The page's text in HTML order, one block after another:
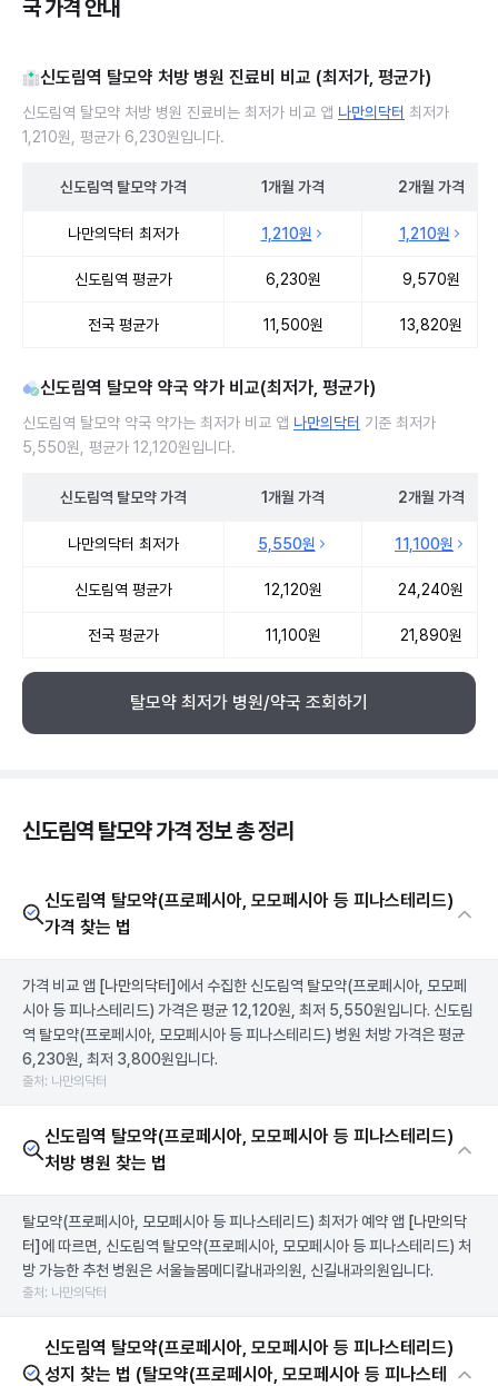
국 가격 안내
신도림역 탈모약 처방 병원 진료비 비교 (최저가, 평균가)
신도림역 탈모약 처방 병원 진료비는 최저가 비교 앱 나만의닥터 최저가
1,210원, 평균가 6,230원입니다.
신도림역 탈모약가격 1개월 가격 2개월 가격
나만의닥터 최저가 1,210원 1,210원
신도림역 평균가 6,230원 9,570원
전국 평균가 11,500원 13,820원
신도림역 탈모약 약국 약가 비교(최저가, 평균가)
신도림역 탈모약 약국 약가는 최저가 비교 앱 나만의닥터 기준 최저가
5,550원, 평균가 12,120원입니다.
신도림역 탈모약가격 1개월 가격 2개월 가격
나만의닥터 최저가 5,550원 11,100원
신도림역 평균가 12,120원 24,240원
전국 평균가 11,100원 21,890원
탈모약 최저가 병원/약국 조회하기
신도림역 탈모약 가격 정보 총 정리
신도림역 탈모약(프로페시아, 모모페시아 등 피나스테리드)
가격 찾는 법
가격 비교 앱 [나만의닥터] 에서 수집한 신도림역 탈모약(프로페시아, 모모페
시아 등 피나스테리드) 가격은 평균 12,120원, 최저 5,550원입니다. 신도림
역 탈모약(프로페시아, 모모페시아 등 피나스테리드) 병원 처방 가격은 평균
6,230원, 최저 3,800원입니다.
출처: 나만의닥터
신도림역 탈모약(프로페시아, 모모페시아 등 피나스테리드)
처방 병원 찾는 법
탈모약(프로페시아, 모모페시아 등 피나스테리드) 최저가 예약 앱 [나만의닥
터] 에 따르면, 신도림역 탈모약(프로페시아, 모모페시아 등 피나스테리드) 처
방 가능한 추천 병원은 서울늘봄메디칼내과의원, 신길내과의원입니다.
출처: 나만의닥터
신도림역 탈모약(프로페시아, 모모페시아 등 피나스테리드)
성지 찾는 법 (탈모약(프로페시아, 모모페시아 등 피나스테